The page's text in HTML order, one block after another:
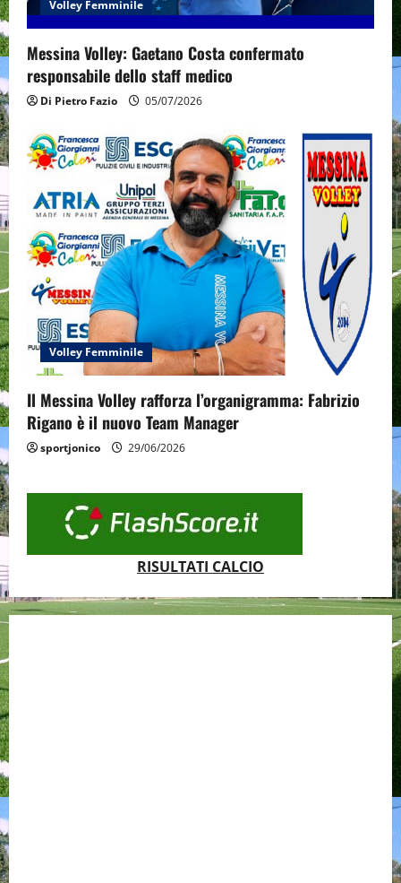
Volley Femminile
Messina Volley: Gaetano Costa confermato
responsabile dello staff medico
Di Pietro Fazio 05/07/2026
Volley Femminile
Il Messina Volley rafforza l’organigramma: Fabrizio
Rigano è il nuovo Team Manager
sportjonico 29/06/2026
RISULTATI CALCIO